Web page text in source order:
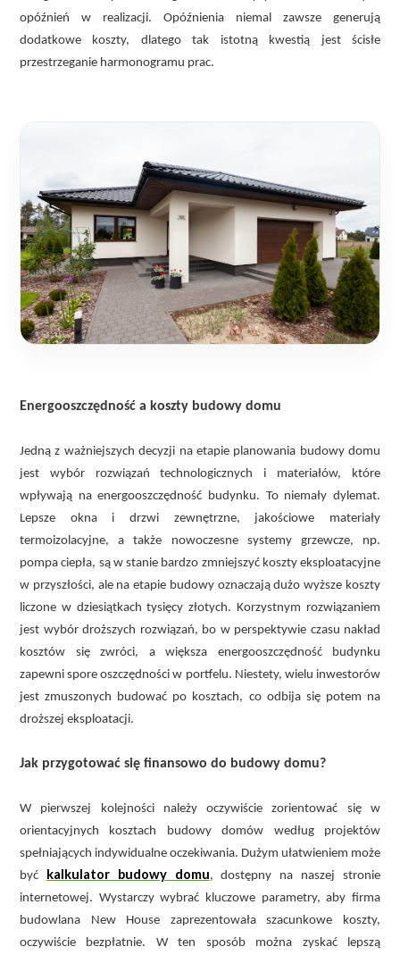
opóźnień w realizacji. Opóźnienia niemal zawsze generują
dodatkowe koszty, dlatego tak istotną kwestią jest ścisłe
przestrzeganie harmonogramu prac.
Energooszczędność a koszty budowy domu
Jedną z ważniejszych decyzji na etapie planowania budowy domu
jest wybór rozwiązań technologicznych i materiałów, które
wpływają na energooszczędność budynku. To niemały dylemat.
Lepsze okna i drzwi zewnętrzne, jakościowe materiały
termoizolacyjne, a także nowoczesne systemy grzewcze, np.
pompa ciepła, są w stanie bardzo zmniejszyć koszty eksploatacyjne
w przyszłości, ale na etapie budowy oznaczają dużo wyższe koszty
liczone w dziesiątkach tysięcy złotych. Korzystnym rozwiązaniem
jest wybór droższych rozwiązań, bo w perspektywie czasu nakład
kosztów się zwróci, a większa energooszczędność budynku
zapewni spore oszczędności w portfelu. Niestety, wielu inwestorów
jest zmuszonych budować po kosztach, co odbija się potem na
droższej eksploatacji.
Jak przygotować się finansowo do budowy domu?
W pierwszej kolejności należy oczywiście zorientować się w
orientacyjnych kosztach budowy domów według projektów
spełniających indywidualne oczekiwania. Dużym ułatwieniem może
być kalkulator budowy domu, dostępny na naszej stronie
internetowej. Wystarczy wybrać kluczowe parametry, aby firma
budowlana New House zaprezentowała szacunkowe koszty,
oczywiście bezpłatnie. W ten sposób można zyskać lepszą